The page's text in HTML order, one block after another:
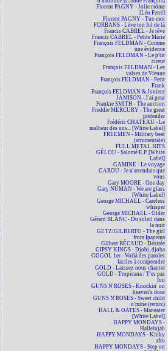
Florent PAGNY - Jolie môme
[Léo Ferré]
Florent PAGNY - Tue-moi
FORBANS - Lève ton ful de là
Francis CABREL - Je rêve
Francis CABREL - Petite Marie
François FELDMAN - Comme
une évidence
François FELDMAN - Le p'tit
cireur
François FELDMAN - Les
valses de Vienne
François FELDMAN - Petit
Frank
François FELDMAN & Joniece
JAMISON - J'ai peur
Frankie SMITH - The auction
Freddie MERCURY - The great
pretender
Frédéric CHATEAU - Le
malheur des uns... [White Label]
FREEMEN - Military beat
(strumentale)
FULL METAL HITS
GÉLOU - Salomé E.P. [White
Label]
GAMINE - Le voyage
GAROU - Je n'attendais que
vous
Gary MOORE - One day
Gary NUMAN - We are glass
[White Label]
George MICHAEL - Careless
whisper
George MICHAEL - Older
Gérard BLANC - Du soleil dans
la nuit
GETZ/GILBERTO - The girl
from Ipanema
Gilbert BÉCAUD - Désirée
GIPSY KINGS - Djobi, djoba
GOGOL 1er - Voilà des paroles
faciles à comprendre
GOLD - Laissez-nous chanter
GOLD - Tropicana / T'es pas
fou
GUNS N'ROSES - Knockin' on
heaven's door
GUNS N'ROSES - Sweet child
o'mine (remix)
HALL & OATES - Maneater
[White Label]
HAPPY MONDAYS -
Hallelujah
HAPPY MONDAYS - Kinky
afro
HAPPY MONDAYS - Step on